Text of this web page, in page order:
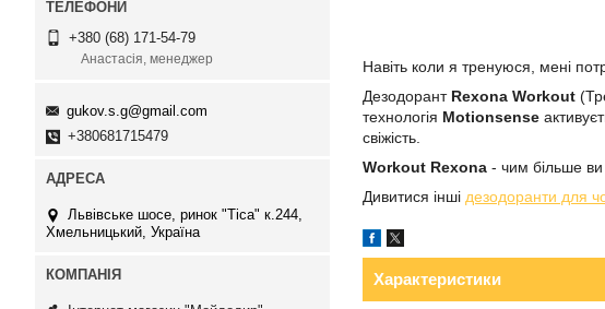
Навіть коли я тренуюся, мені
Дезодорант Rexona Workout
технологія Motionsense
свіжість.
Workout Rexona - чим більше ви
Дивитися інші дезодоранти для
Характеристики
+380 (68) 171-54-79
Анастасія, менеджер
gukov.s.g@gmail.com
+380681715479
Львівське шосе, ринок "Тіса" к.244,
Хмельницький, Україна